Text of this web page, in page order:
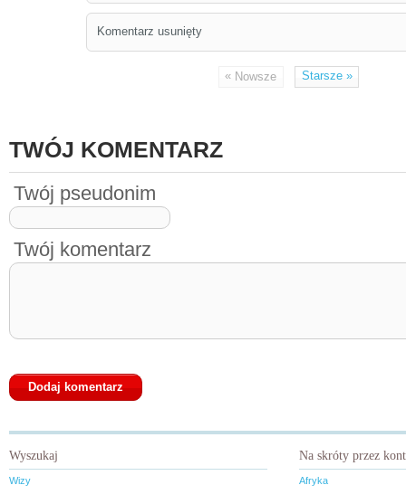
Komentarz usunięty
« Nowsze Starsze»
TWÓJ KOMENTARZ
Twój pseudonim
Twój komentarz
Wyszukaj
Wizy
Na skróty przez
Afryka